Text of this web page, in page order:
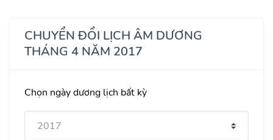
CHUYỂN ĐỔI LỊCH ÂM DƯƠNG
THÁNG 4 NĂM 2017
Chọn ngày dương lịch bất kỳ